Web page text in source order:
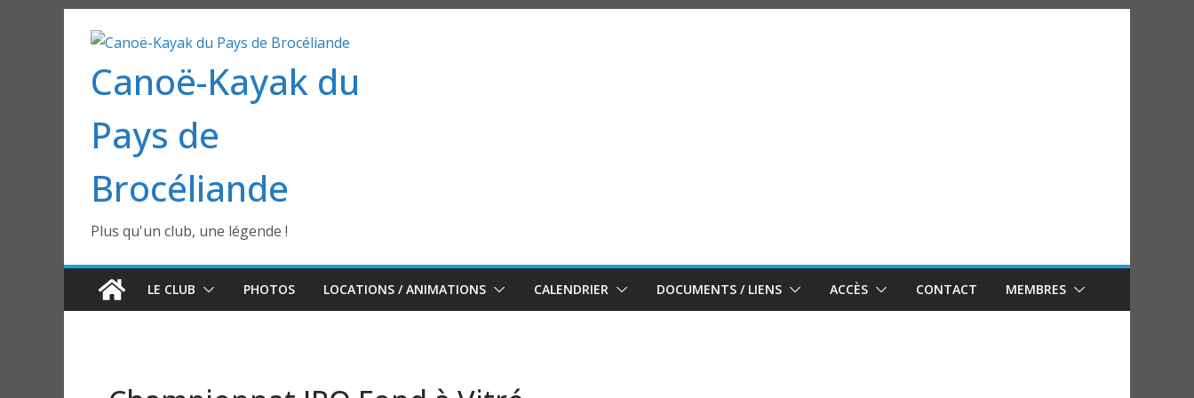
contenuCanoë-Kayak du
Pays de
Brocéliande
Plus qu'un club, une légende !
LE CLUB PHOTOS LOCATIONS / ANIMATIONS CALENDRIER DOCUMENTS / LIENS ACCÈS CONTACT MEMBRES